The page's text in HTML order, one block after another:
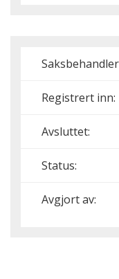
Registrert inn:
Avsluttet:
Status:
Avgjort av: